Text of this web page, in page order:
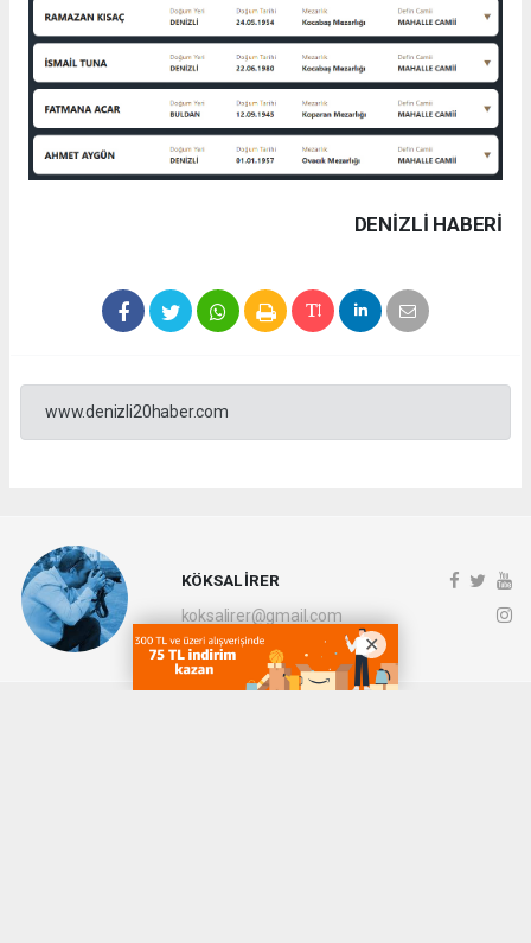
DENIZLI HABERİ
www.denizli20haber.com
KÖKSAL İRER
koksalirer@gmail.com